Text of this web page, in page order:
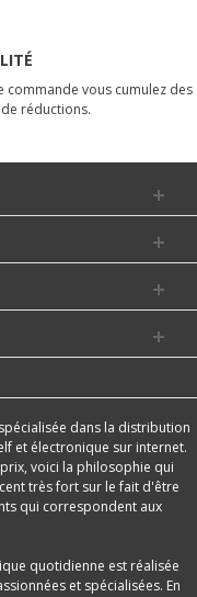
commande vous cumulez des
réductions.
dans la distribution
et électronique sur internet.
voici la philosophie qui
très fort sur le fait d'être
qui correspondent aux
quotidienne est réalisée
et spécialisées. En